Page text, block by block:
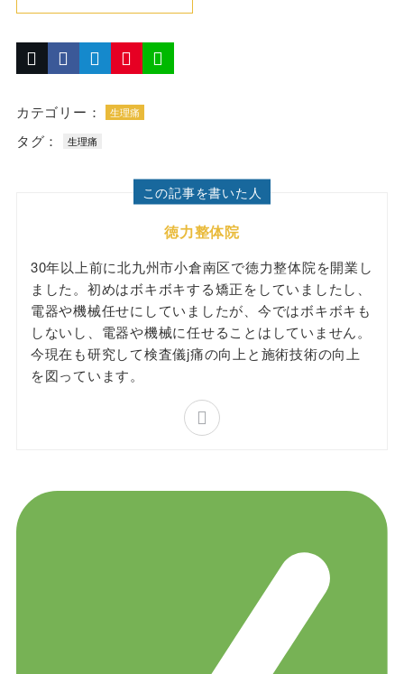
カテゴリー： 生理痛
タグ： 生理痛
この記事を書いた人
徳力整体院
30年以上前に北九州市小倉南区で徳力整体院を開業し
ました。初めはボキボキする矯正をしていましたし、
電器や機械任せにしていましたが、今ではボキボキも
しないし、電器や機械に任せることはしていません。
今現在も研究して検査儀j痛の向上と施術技術の向上
を図っています。